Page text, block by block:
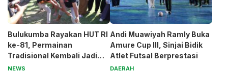
Bulukumba Rayakan HUT RI
ke-81, Permainan
Tradisional Kembali Jadi
Magnet
NEWS
Andi Muawiyah Ramly Buka
Amure Cup III, Sinjai Bidik
Atlet Futsal Berprestasi
DAERAH